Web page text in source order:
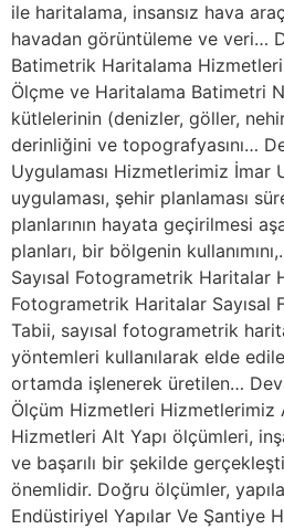
ile haritalama, insansız hava
havadan görüntüleme ve veri…
Batimetrik Haritalama
Ölçme ve Haritalama Batimetri
kütlelerinin (denizler, göller,
derinliğini ve topografyasını…
Uygulaması Hizmetlerimiz İmar
uygulaması, şehir planlaması
planlarının hayata geçirilmesi
planları, bir bölgenin
Sayısal Fotogrametrik Haritalar
Fotogrametrik Haritalar Sayısal
Tabii, sayısal fotogrametrik
yöntemleri kullanılarak elde
ortamda işlenerek üretilen…
Ölçüm Hizmetleri Hizmetlerimiz
Hizmetleri Alt Yapı ölçümleri,
ve başarılı bir şekilde
önemlidir. Doğru ölçümler,
Endüstiriyel Yapılar Ve Şantiye